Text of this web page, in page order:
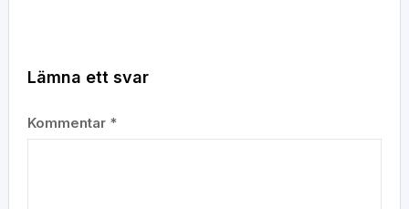
Lämna ett svar
Kommentar *